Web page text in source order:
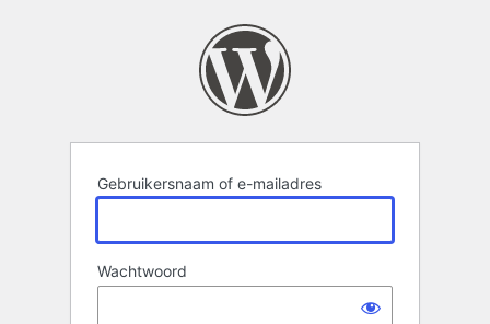
Gebruikersnaam of e-mailadres
Wachtwoord